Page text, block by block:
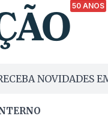
50 ANOS
NOVIDADES